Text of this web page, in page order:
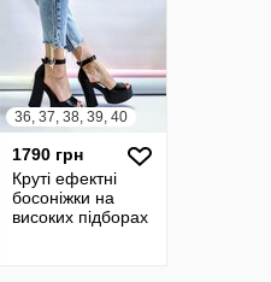
36, 37, 38, 39, 40
1790 грн
Круті ефектні
босоніжки на
високих підборах